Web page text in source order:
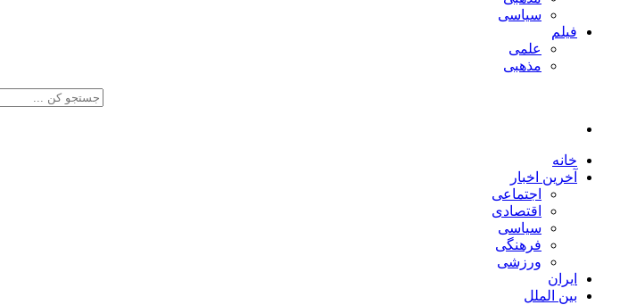
سیاسی
فیلم
علمی
مذهبی
خانه
آخرین اخبار
اجتماعی
اقتصادی
سیاسی
فرهنگی
ورزشی
ایران
بین الملل